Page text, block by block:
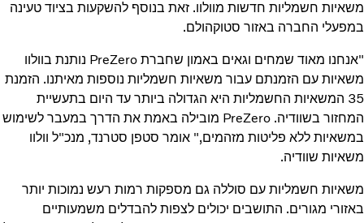
משאיות חשמליות חדשות מוולוו. זאת בנוסף להשקעות בציוד טעינה
במפעלי החברה באזור סטוקהולם.
"אנחנו מאוד שמחים וגאים באמון שחברת PreZero נותנת בוולוו
משאיות עם הזמנתם עבור משאיות חשמליות נוספות מאיתנו. הזמנת
35 המשאיות החשמליות היא הגדולה ביותר עד היום בתעשיית
המחזור בשוודיה. PreZero מובילה באמת את הדרך במעבר לשימוש
במשאיות ללא פליטות מזהמים," אומר סטפן סטרנד, מנכ"ל וולוו
משאיות שוודיה.
משאיות חשמליות עם סוללה גם מספקות רמות רעש נמוכות יותר
באזורי מגורים. התושבים יכולים לצפות להבדלים משמעותיים